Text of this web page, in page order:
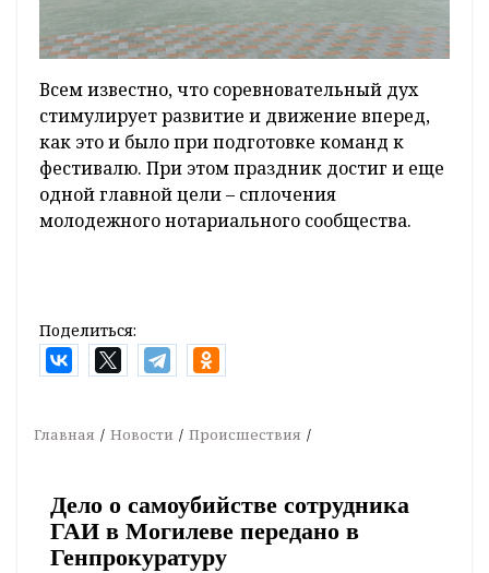
Всем известно, что соревновательный дух
стимулирует развитие и движение вперед,
как это и было при подготовке команд к
фестивалю. При этом праздник достиг и еще
одной главной цели – сплочения
молодежного нотариального сообщества.
Поделиться:
Главная Новости Происшествия
Дело о самоубийстве сотрудника
ГАИ в Могилеве передано в
Генпрокуратуру